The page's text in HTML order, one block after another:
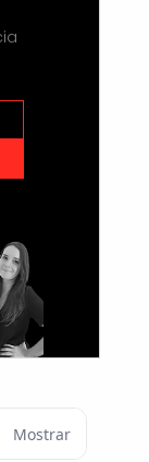
Mostrar